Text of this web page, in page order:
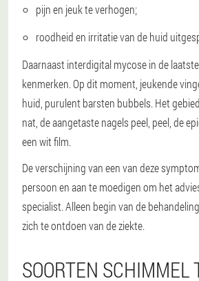
pijn en jeuk te verhogen;
roodheid en irritatie van de huid
Daarnaast interdigital mycose in de
kenmerken. Op dit moment, jeukende
huid, purulent barsten bubbels. Het
nat, de aangetaste nagels peel, peel, de
een wit film.
De verschijning van een van deze
persoon en aan te moedigen om het
specialist. Alleen begin van de
zich te ontdoen van de ziekte.
SOORTEN SCHIMMEL